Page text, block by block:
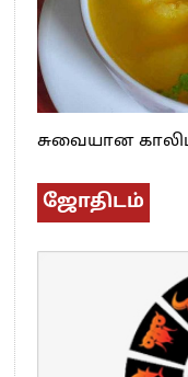
சுவையான
ஜோதிடம்